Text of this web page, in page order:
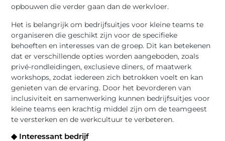
opbouwen die verder gaan dan de werkvloer.
Het is belangrijk om bedrijfsuitjes voor kleine teams te
organiseren die geschikt zijn voor de specifieke
behoeften en interesses van de groep. Dit kan betekenen
dat er verschillende opties worden aangeboden, zoals
privé-rondleidingen, exclusieve diners, of maatwerk
workshops, zodat iedereen zich betrokken voelt en kan
genieten van de ervaring. Door het bevorderen van
inclusiviteit en samenwerking kunnen bedrijfsuitjes voor
kleine teams een krachtig middel zijn om de teamgeest
te versterken en de werkcultuur te verbeteren.
◆ Interessant bedrijf